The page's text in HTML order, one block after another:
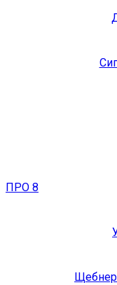
ПРО 8